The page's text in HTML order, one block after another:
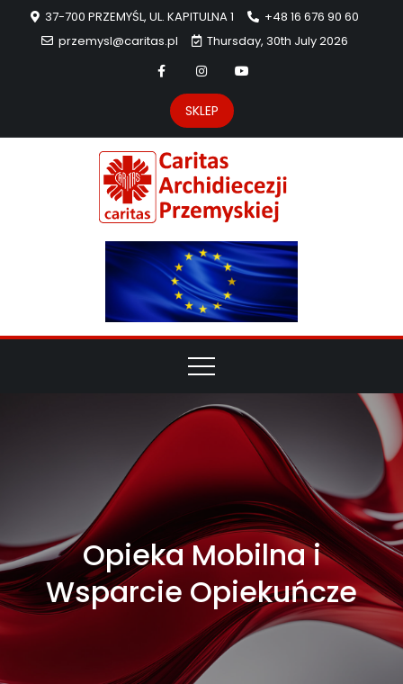
37-700 PRZEMYŚL, UL. KAPITULNA 1
+48 16 676 90 60
przemysl@caritas.pl
Thursday, 30th July 2026
SKLEP
Opieka Mobilna i
Wsparcie Opiekuńcze